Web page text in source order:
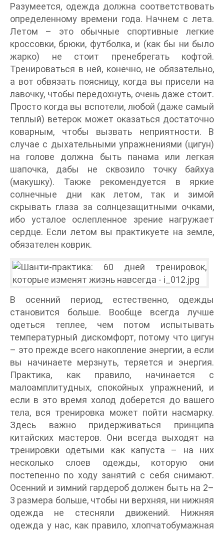
Разумеется, одежда должна соответствовать
определенному времени года. Начнем с лета.
Летом – это обычные спортивные легкие
кроссовки, брюки, футболка, и (как бы ни было
жарко) не стоит пренебрегать кофтой.
Тренироваться в ней, конечно, не обязательно,
а вот обвязать поясницу, когда вы присели на
лавочку, чтобы передохнуть, очень даже стоит.
Просто когда вы вспотели, любой (даже самый
теплый) ветерок может оказаться достаточно
коварным, чтобы вызвать неприятности. В
случае с дыхательными упражнениями (цигун)
на голове должна быть панама или легкая
шапочка, дабы не сквозило точку байхуа
(макушку). Также рекомендуется в яркие
солнечные дни как летом, так и зимой
скрывать глаза за солнцезащитными очками,
ибо усталое ослепленное зрение нагружает
сердце. Если летом вы практикуете на земле,
обязателен коврик.
В осенний период, естественно, одежды
становится больше. Вообще всегда лучше
одеться теплее, чем потом испытывать
температурный дискомфорт, потому что цигун
– это прежде всего накопление энергии, а если
вы начинаете мерзнуть, теряется и энергия.
Практика, как правило, начинается с
малоамплитудных, спокойных упражнений, и
если в это время холод доберется до вашего
тела, вся тренировка может пойти насмарку.
Здесь важно придерживаться принципа
китайских мастеров. Они всегда выходят на
тренировки одетыми как капуста – на них
несколько слоев одежды, которую они
постепенно по ходу занятий с себя снимают.
Осенний и зимний гардероб должен быть на 2–
3 размера больше, чтобы ни верхняя, ни нижняя
одежда не стесняли движений. Нижняя
одежда у нас, как правило, хлопчатобумажная